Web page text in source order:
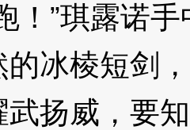
”琪露诺手
的冰棱短剑
武扬威，要